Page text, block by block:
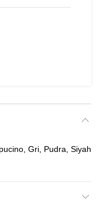
Gri, Pudra, Siyah